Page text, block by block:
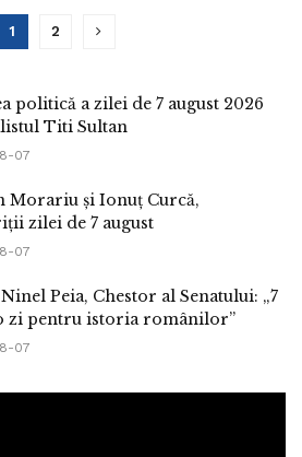
1 2
politică a zilei de 7 august 2026
Titi Sultan
07
Morariu și Ionuț Curcă,
zilei de 7 august
07
Peia, Chestor al Senatului: „7
zi pentru istoria românilor”
07